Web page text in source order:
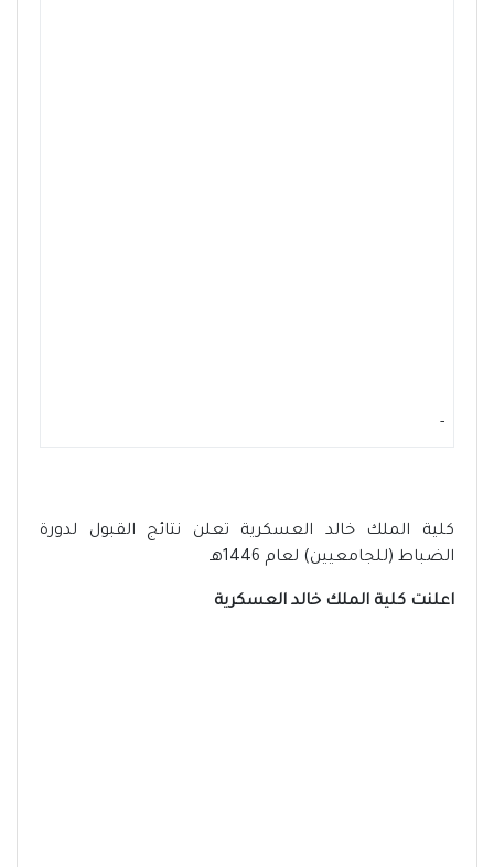
-
كلية الملك خالد العسكرية تعلن نتائج القبول لدورة
الضباط (للجامعيين) لعام 1446هـ
اعلنت كلية الملك خالد العسكرية